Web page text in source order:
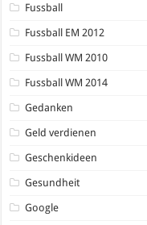
Fussball
Fussball EM 2012
Fussball WM 2010
Fussball WM 2014
Gedanken
Geld verdienen
Geschenkideen
Gesundheit
Google